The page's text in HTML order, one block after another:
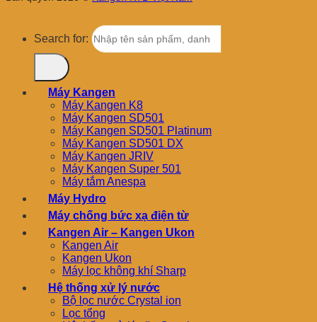
Search for:
Máy Kangen
Máy Kangen K8
Máy Kangen SD501
Máy Kangen SD501 Platinum
Máy Kangen SD501 DX
Máy Kangen JRIV
Máy Kangen Super 501
Máy tắm Anespa
Máy Hydro
Máy chống bức xạ điện từ
Kangen Air – Kangen Ukon
Kangen Air
Kangen Ukon
Máy lọc không khí Sharp
Hệ thống xử lý nước
Bộ lọc nước Crystal ion
Lọc tổng